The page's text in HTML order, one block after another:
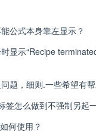
公式本身靠左显示？
显示“Recipe
题，细则.一些希望有
签怎么做到不强制另起
何使用？